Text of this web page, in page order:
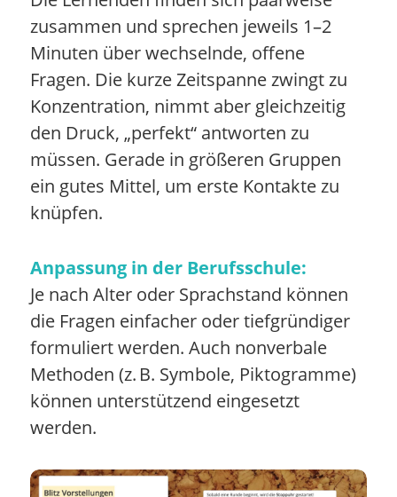
zusammen und sprechen jeweils 1–2
Minuten über wechselnde, offene
Fragen. Die kurze Zeitspanne zwingt zu
Konzentration, nimmt aber gleichzeitig
den Druck, „perfekt“ antworten zu
müssen. Gerade in größeren Gruppen
ein gutes Mittel, um erste Kontakte zu
knüpfen.
Anpassung in der Berufsschule:
Je nach Alter oder Sprachstand können
die Fragen einfacher oder tiefgründiger
formuliert werden. Auch nonverbale
Methoden (z. B. Symbole, Piktogramme)
können unterstützend eingesetzt
werden.